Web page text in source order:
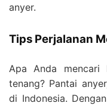
anyer.
Tips Perjalanan
Apa Anda
tenang? Pantai
di Indonesia.